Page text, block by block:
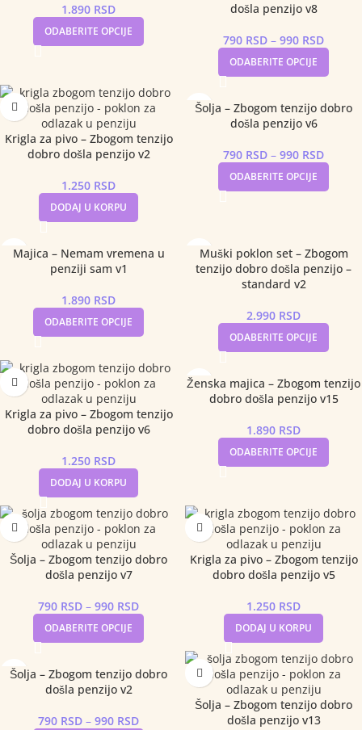
1.890 RSD
ODABERITE OPCIJE
došla penzijo v8
790 RSD – 990 RSD
ODABERITE OPCIJE
Krigla za pivo – Zbogom tenzijo
dobro došla penzijo v2
1.250 RSD
DODAJ U KORPU
Šolja – Zbogom tenzijo dobro
došla penzijo v6
790 RSD – 990 RSD
ODABERITE OPCIJE
Majica – Nemam vremena u
penziji sam v1
1.890 RSD
ODABERITE OPCIJE
Muški poklon set – Zbogom
tenzijo dobro došla penzijo –
standard v2
2.990 RSD
ODABERITE OPCIJE
Krigla za pivo – Zbogom tenzijo
dobro došla penzijo v6
1.250 RSD
DODAJ U KORPU
Ženska majica – Zbogom tenzijo
dobro došla penzijo v15
1.890 RSD
ODABERITE OPCIJE
Šolja – Zbogom tenzijo dobro
došla penzijo v7
790 RSD – 990 RSD
ODABERITE OPCIJE
Krigla za pivo – Zbogom tenzijo
dobro došla penzijo v5
1.250 RSD
DODAJ U KORPU
Šolja – Zbogom tenzijo dobro
došla penzijo v2
790 RSD – 990 RSD
Šolja – Zbogom tenzijo dobro
došla penzijo v13